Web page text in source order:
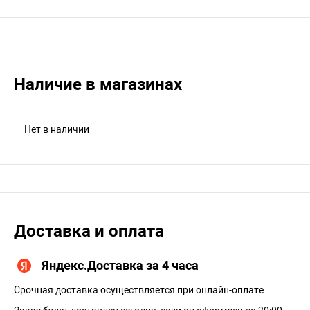
Наличие в магазинах
Нет в наличии
Доставка и оплата
Яндекс.Доставка за 4 часа
Срочная доставка осуществляется при онлайн-оплате.